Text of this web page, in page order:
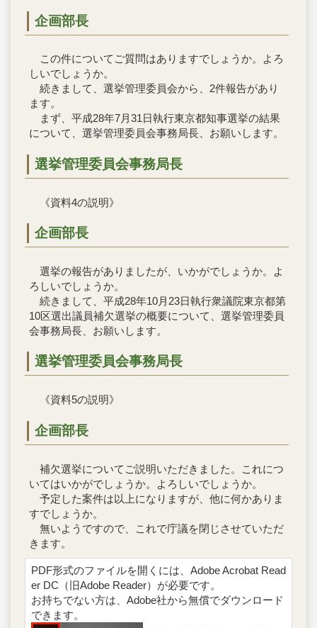
企画部長
この件についてご質問はありますでしょうか。よろ
しいでしょうか。
続きまして、選挙管理委員会から、2件報告があり
ます。
まず、平成28年7月31日執行東京都知事選挙の結果
について、選挙管理委員会事務局長、お願いします。
選挙管理委員会事務局長
《資料4の説明》
企画部長
選挙の報告がありましたが、いかがでしょうか。よ
ろしいでしょうか。
続きまして、平成28年10月23日執行衆議院東京都第
10区選出議員補欠選挙の概要について、選挙管理委員
会事務局長、お願いします。
選挙管理委員会事務局長
《資料5の説明》
企画部長
補欠選挙についてご説明いただきました。これにつ
いてはいかがでしょうか。よろしいでしょうか。
予定した案件は以上になりますが、他に何かありま
すでしょうか。
無いようですので、これで庁議を閉じさせていただ
きます。
PDF形式のファイルを開くには、Adobe Acrobat Read
er DC（旧Adobe Reader）が必要です。
お持ちでない方は、Adobe社から無償でダウンロード
できます。